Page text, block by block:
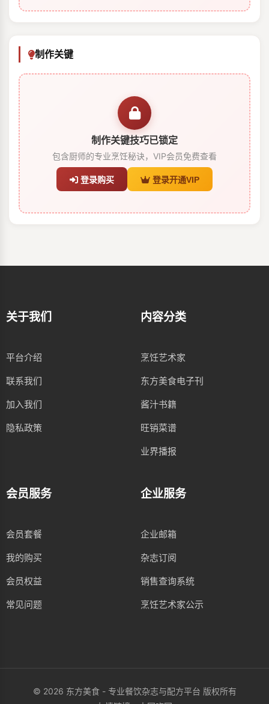
制作关键
制作关键技巧已锁定
包含厨师的专业烹饪秘诀，VIP会员免费查看
登录购买 登录开通VIP
关于我们
平台介绍
联系我们
加入我们
隐私政策
内容分类
烹饪艺术家
东方美食电子刊
酱汁书籍
旺销菜谱
业界播报
会员服务
会员套餐
我的购买
会员权益
常见问题
企业服务
企业邮箱
杂志订阅
销售查询系统
烹饪艺术家公示
© 2026 东方美食 - 专业餐饮杂志与配方平台 版权所有